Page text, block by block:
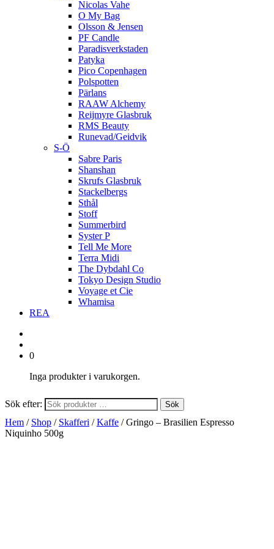
Nicolas Vahe
O My Bag
Olsson & Jensen
PF Candle
Paradisverkstaden
Patyka
Pico Copenhagen
Polspotten
Pärlans
RAAW Alchemy
Reijmyre Glasbruk
RMS Beauty
Runevad/Geidvik
S-Ö
Sabre Paris
Shanshan
Skrufs Glasbruk
Stackelbergs
Sthål
Stoff
Summerbird
Syster P
Tell Me More
Terra Midi
The Dybdahl Co
Tokyo Design Studio
Voyage et Cie
Whamisa
REA
0
Inga produkter i varukorgen.
Sök efter: Sök
Hem / Shop / Skafferi /Kaffe / Gringo – Brasilien Espresso
Niquinho 500g